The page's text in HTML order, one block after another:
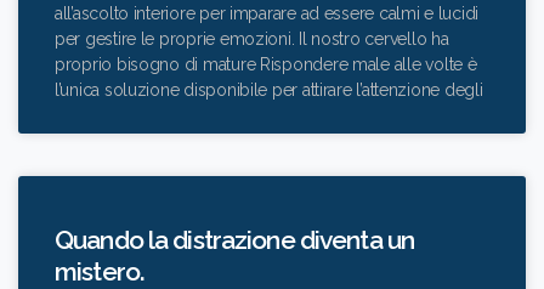
all’ascolto interiore per imparare ad essere calmi e lucidi
per gestire le proprie emozioni. Il nostro cervello ha
proprio bisogno di mature Rispondere male alle volte è
l’unica soluzione disponibile per attirare l’attenzione degli
Quando la distrazione diventa un
mistero.